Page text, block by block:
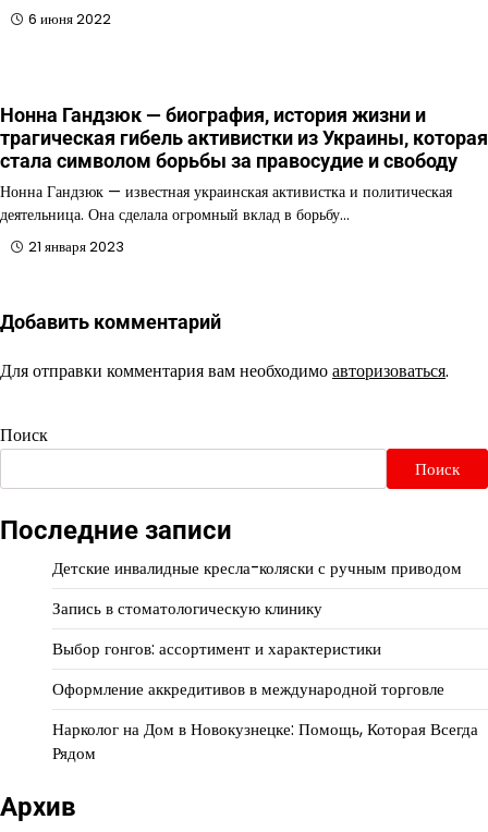
6 июня 2022
Нонна Гандзюк — биография, история жизни и
трагическая гибель активистки из Украины, которая
стала символом борьбы за правосудие и свободу
Нонна Гандзюк — известная украинская активистка и политическая
деятельница. Она сделала огромный вклад в борьбу…
21 января 2023
Добавить комментарий
Для отправки комментария вам необходимоавторизоваться.
Поиск
Поиск
Последние записи
Детские инвалидные кресла-коляски с ручным приводом
Запись в стоматологическую клинику
Выбор гонгов: ассортимент и характеристики
Оформление аккредитивов в международной торговле
Нарколог на Дом в Новокузнецке: Помощь, Которая Всегда
Рядом
Архив